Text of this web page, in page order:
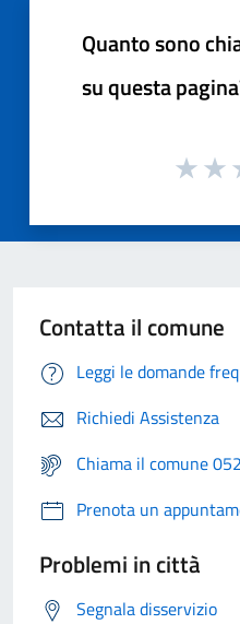
Quanto sono
su questa
Contatta il comune
Leggi le domande
Richiedi Assistenza
Chiama il comune
Prenota un
Problemi in città
Segnala disservizio